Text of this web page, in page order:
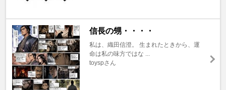
信長の甥・・・・
私は、織田信澄。 生まれたときから、運
命は私の味方ではな ...
toyspさん